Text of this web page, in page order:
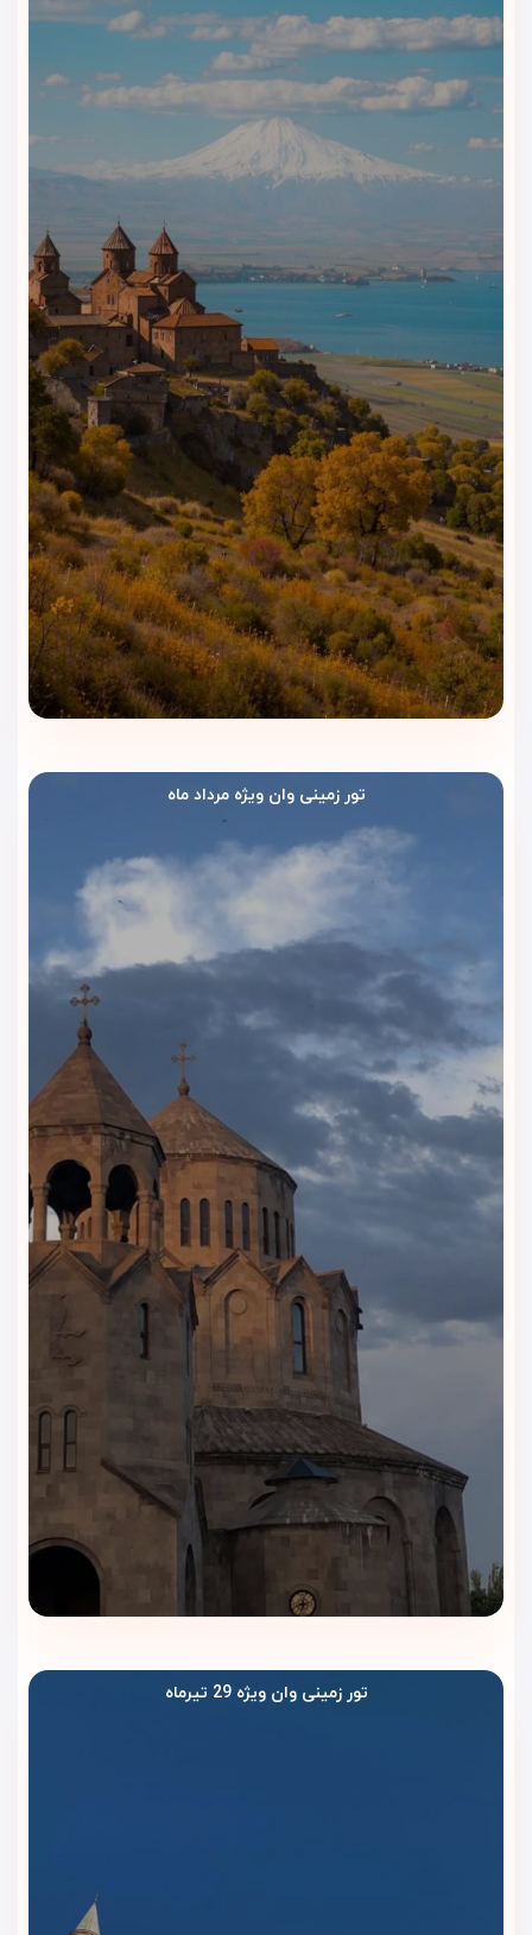
صبحانه و رستوران هتل روکیا
داون‌تاون وان | شروعی راحت برای
یک روز پررفت‌وآمد
هتل روکیا داون‌تاون وان برای مسافرانی مناسب است که
می‌خواهند روز خود را با آرامش شروع کنند و بعد از آن برای خرید،
گشت شهری یا بازدید از جاذبه‌های وان برنامه‌ریزی داشته باشند.
فضای غذایی هتل حالتی ساده، مرتب و کاربردی دارد و برای
اقامت‌های خانوادگی، کاری و کوتاه‌مدت انتخابی راحت محسوب
می‌شود.
صبحانه؛ شروع روز قبل از خرید و گشت
شهری
صبحانه در هتل روکیا داون‌تاون به مهمانان کمک می‌کند قبل از
خروج از هتل، انرژی لازم برای روز را به دست بیاورند. بعد از صبحانه،
مسافران می‌توانند راحت‌تر برای خرید از مراکز تجاری، قدم‌زدن در
خیابان‌های اصلی وان یا بازدید از نقاط دیدنی شهر آماده شوند.
رستوران هتل؛ فضایی مناسب برای
وعده‌های روزانه
این بخش برای مهمانانی کاربرد دارد که می‌خواهند بعضی
وعده‌های خود را بدون خروج از هتل میل کنند و بعد از آن برنامه
روزانه خود را ادامه دهند.
فضای نوشیدنی و استراحت کوتاه
بعد از خرید یا گشت‌وگذار در شهر، فضای نوشیدنی هتل می‌تواند
جای خوبی برای چند دقیقه آرامش باشد. مهمانان می‌توانند کمی
بنشینند، خستگی روز را کمتر کنند و سپس به اتاق خود برگردند.
امکانات رفاهی هتل روکیا
داون‌تاون وان | اقامتی راحت و منظم
در مرکز شهر
هتل روکیا داون‌تاون وان برای مسافرانی مناسب است که در سفر
به وان، هتلی شیک، خوش‌دسترسی و مجهز می‌خواهند. امکانات
این هتل بیشتر روی راحتی مهمانان، اقامت شهری و دسترسی آسان
تمرکز دارد و برای سفرهای خرید، خانوادگی و کاری انتخابی کاربردی
محسوب می‌شود.
اینترنت برای برنامه‌ریزی راحت‌تر سفر
دسترسی به اینترنت در هتل به مهمانان کمک می‌کند مسیر مراکز
خرید، رستوران‌ها، جاذبه‌ها و برنامه روزانه خود را راحت‌تر مدیریت
کنند. این امکان برای مسافرانی که چند روز در وان اقامت دارند،
بسیار کاربردی است.
پذیرش و راهنمایی مهمانان
بخش پذیرش هتل روند ورود و خروج مسافران را ساده‌تر می‌کند.
تور زمینی وان ویژه مرداد ماه
تور زمینی وان ویژه 29 تیرماه